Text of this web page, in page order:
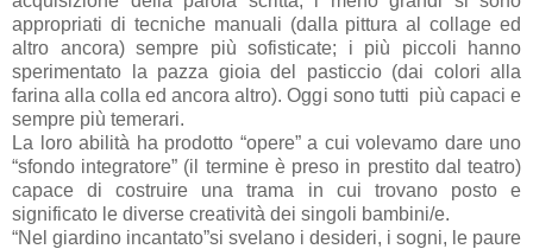
appropriati di tecniche manuali (dalla pittura al collage ed
altro ancora) sempre più sofisticate; i più piccoli hanno
sperimentato la pazza gioia del pasticcio (dai colori alla
farina alla colla ed ancora altro). Oggi sono tutti più capaci e
sempre più temerari.
La loro abilità ha prodotto “opere” a cui volevamo dare uno
“sfondo integratore” (il termine è preso in prestito dal teatro)
capace di costruire una trama in cui trovano posto e
significato le diverse creatività dei singoli bambini/e.
“Nel giardino incantato”si svelano i desideri, i sogni, le paure